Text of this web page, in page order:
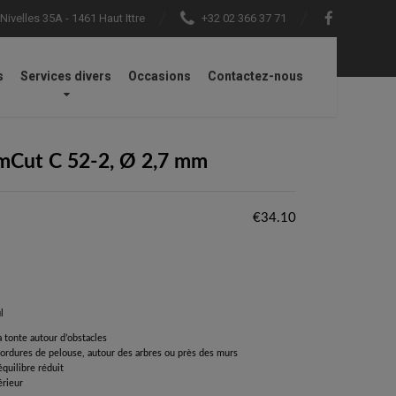
35A - 1461 Haut Ittre +32 02 366 37 71
Services divers Occasions Contactez-nous
TrimCut C 52-2, Ø 2,7 mm
C 52-2, Ø 2,7 mm
€34.10
tonte autour d’obstacles
de pelouse, autour des arbres ou près des murs
réduit